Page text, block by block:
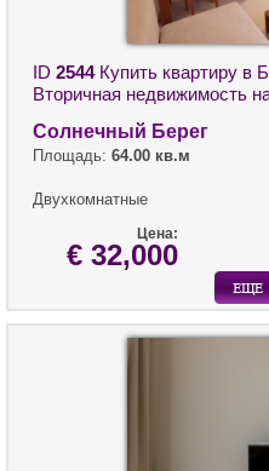
ID 2544Купить квартиру в
Вторичная недвижимость
Солнечный Берег
Площадь: 64.00 кв.м
Двухкомнатные
Цена:
€ 32,000